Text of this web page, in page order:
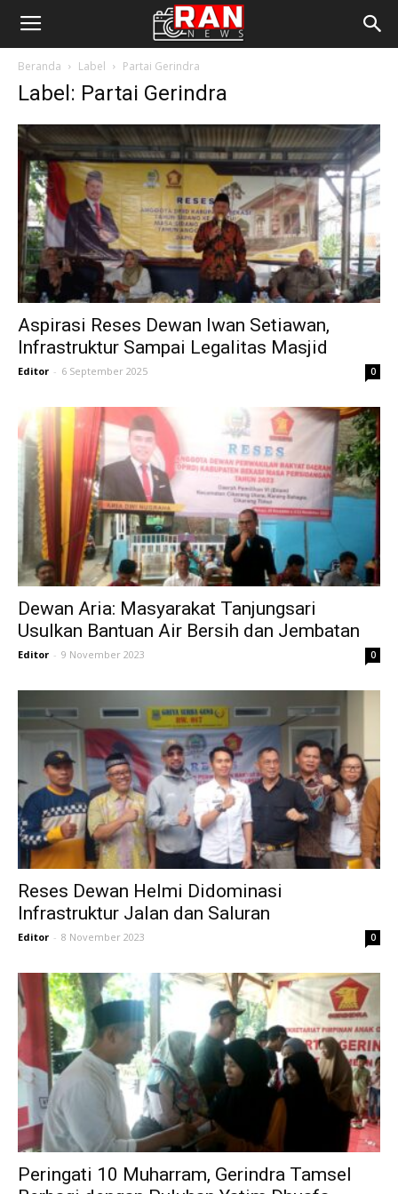
Beranda Label Partai Gerindra
Label: Partai Gerindra
Aspirasi Reses Dewan Iwan Setiawan,
Infrastruktur Sampai Legalitas Masjid
Editor - 6 September 2025 0
Dewan Aria: Masyarakat Tanjungsari
Usulkan Bantuan Air Bersih dan Jembatan
Editor - 9 November 2023 0
Reses Dewan Helmi Didominasi
Infrastruktur Jalan dan Saluran
Editor - 8 November 2023 0
Peringati 10 Muharram, Gerindra Tamsel